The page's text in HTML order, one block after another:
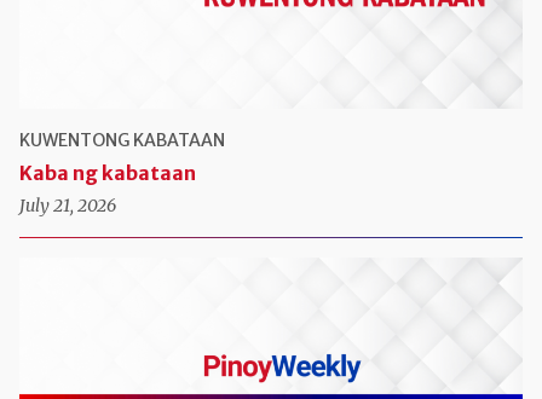
KUWENTONG KABATAAN
Kaba ng kabataan
July 21, 2026